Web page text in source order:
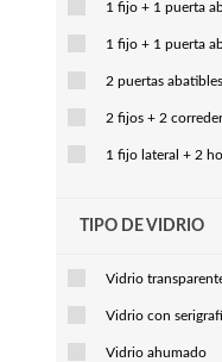
1 fijo + 1 puerta
1 fijo + 1 puerta
2 puertas abatibles
2 fijos + 2
1 fijo lateral + 2
TIPO DE VIDRIO
Vidrio
Vidrio con
Vidrio ahumado